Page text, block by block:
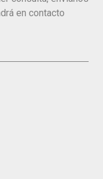
en contacto